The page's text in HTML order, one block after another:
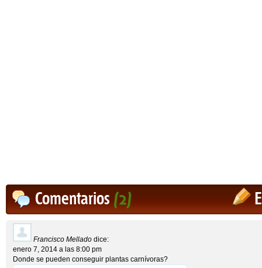
Comentarios(2)
Francisco Mellado dice:
enero 7, 2014 a las 8:00 pm
Donde se pueden conseguir plantas carnívoras?